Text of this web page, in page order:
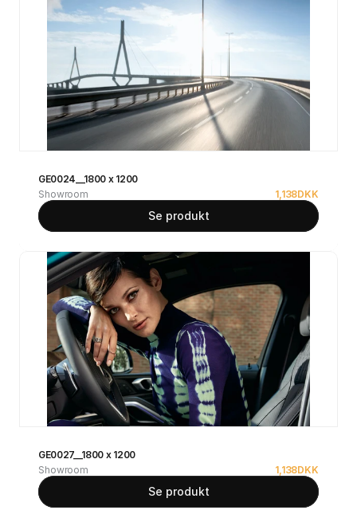
GE0024__1800 x 1200
Showroom
1,138DKK
Se produkt
GE0027__1800 x 1200
Showroom
1,138DKK
Se produkt